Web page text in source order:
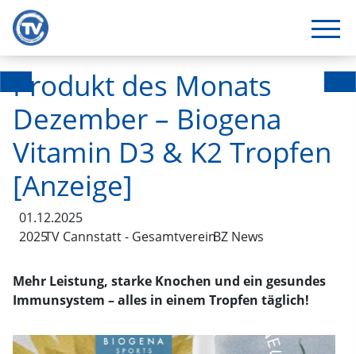
Produkt des Monats
Dezember – Biogena
Vitamin D3 & K2 Tropfen
[Anzeige]
01.12.2025
2025TV Cannstatt - GesamtvereinBZ News
Mehr Leistung, starke Knochen und ein gesundes
Immunsystem – alles in einem Tropfen täglich!